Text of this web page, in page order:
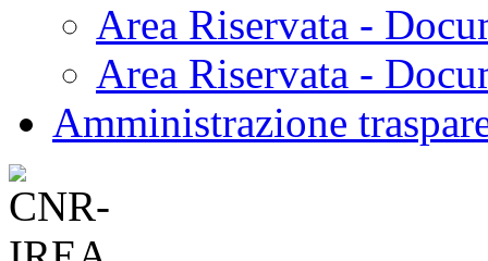
Area Riservata -
Area Riservata -
Amministrazione